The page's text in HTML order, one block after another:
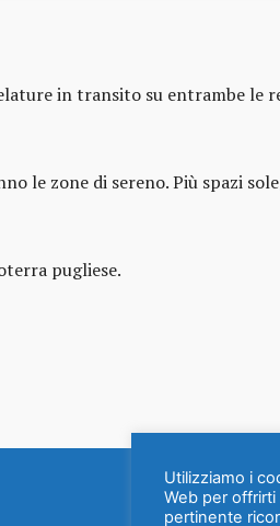
in transito su entrambe le
le zone di sereno. Più spazi
pugliese.
Utilizziamo i
Web per
pertinente